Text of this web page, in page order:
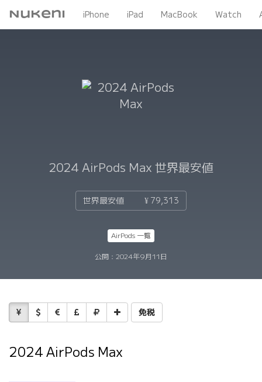
Nukeni iPhone iPad MacBook Watch
2024 AirPods Max 世界最安値
世界最安値 ¥ 79,313
AirPods 一覧
公開： 2024年9月11日
免税
2024 AirPods Max